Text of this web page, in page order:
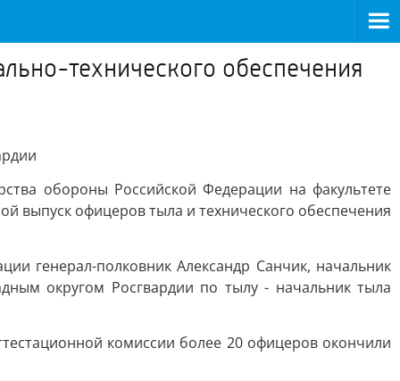
технического обеспечения
обороны Российской Федерации на факультете
выпуск офицеров тыла и технического обеспечения
генерал-полковник Александр Санчик, начальник
округом Росгвардии по тылу - начальник тыла
комиссии более 20 офицеров окончили